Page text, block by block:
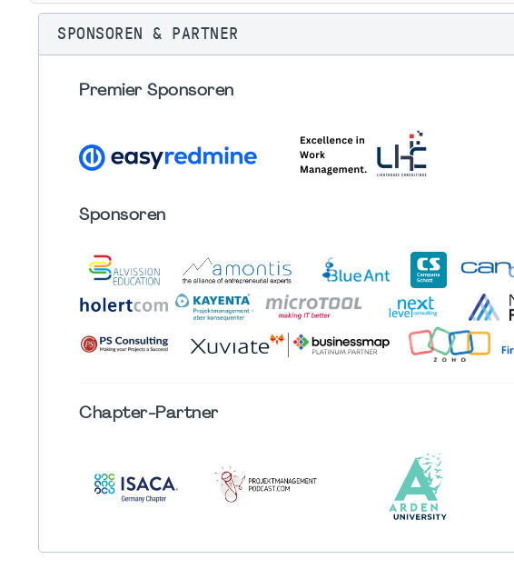
SPONSOREN & PARTNER
Premier Sponsoren
Sponsoren
Chapter-Partner